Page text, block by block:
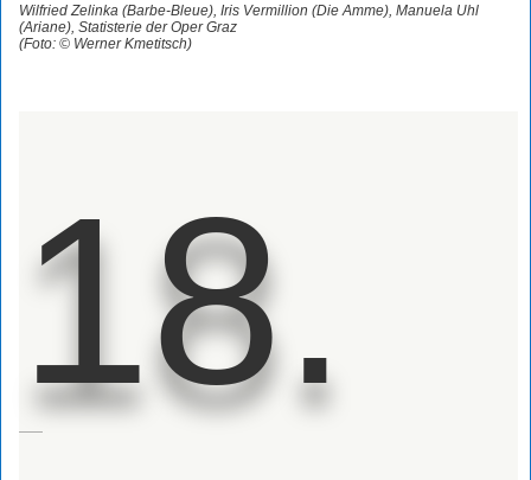
Wilfried Zelinka (Barbe-Bleue), Iris Vermillion (Die Amme), Manuela Uhl
(Ariane), Statisterie der Oper Graz
(Foto: © Werner Kmetitsch)
18.